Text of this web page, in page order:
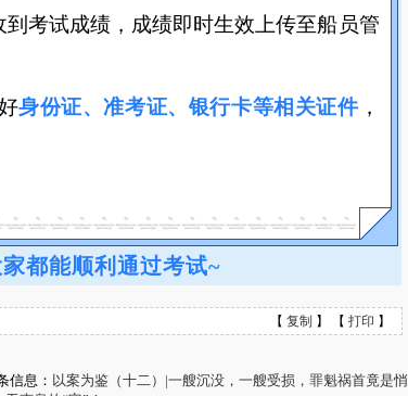
考试成绩，成绩即时生效上传至船员管
身份证、准考证、银行卡等相关证件 ，
都能顺利通过考试~
【 复制 】 【 打印 】
信息： 以案为鉴（十二）|一艘沉没，一艘受损，罪魁祸首竟是悄